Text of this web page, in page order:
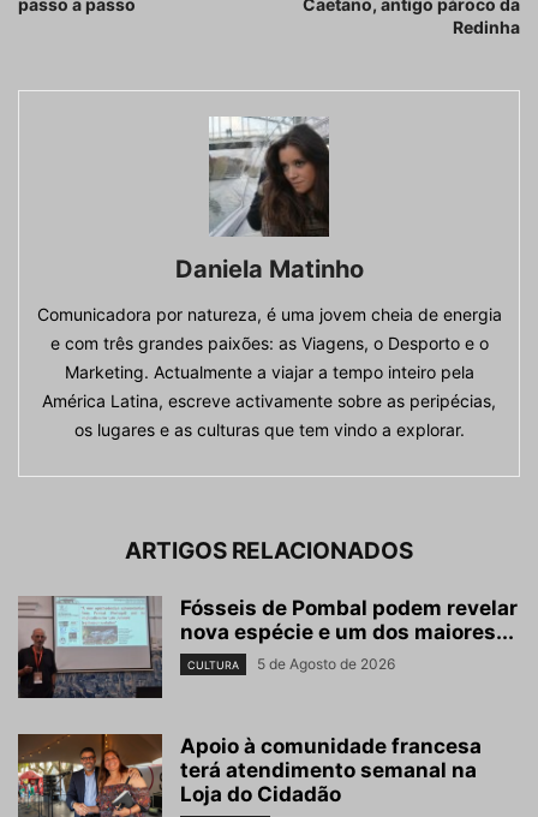
passo a passo
Caetano, antigo pároco da
Redinha
Daniela Matinho
Comunicadora por natureza, é uma jovem cheia de energia
e com três grandes paixões: as Viagens, o Desporto e o
Marketing. Actualmente a viajar a tempo inteiro pela
América Latina, escreve activamente sobre as peripécias,
os lugares e as culturas que tem vindo a explorar.
ARTIGOS RELACIONADOS
Fósseis de Pombal podem revelar
nova espécie e um dos maiores...
CULTURA 5 de Agosto de 2026
Apoio à comunidade francesa
terá atendimento semanal na
Loja do Cidadão